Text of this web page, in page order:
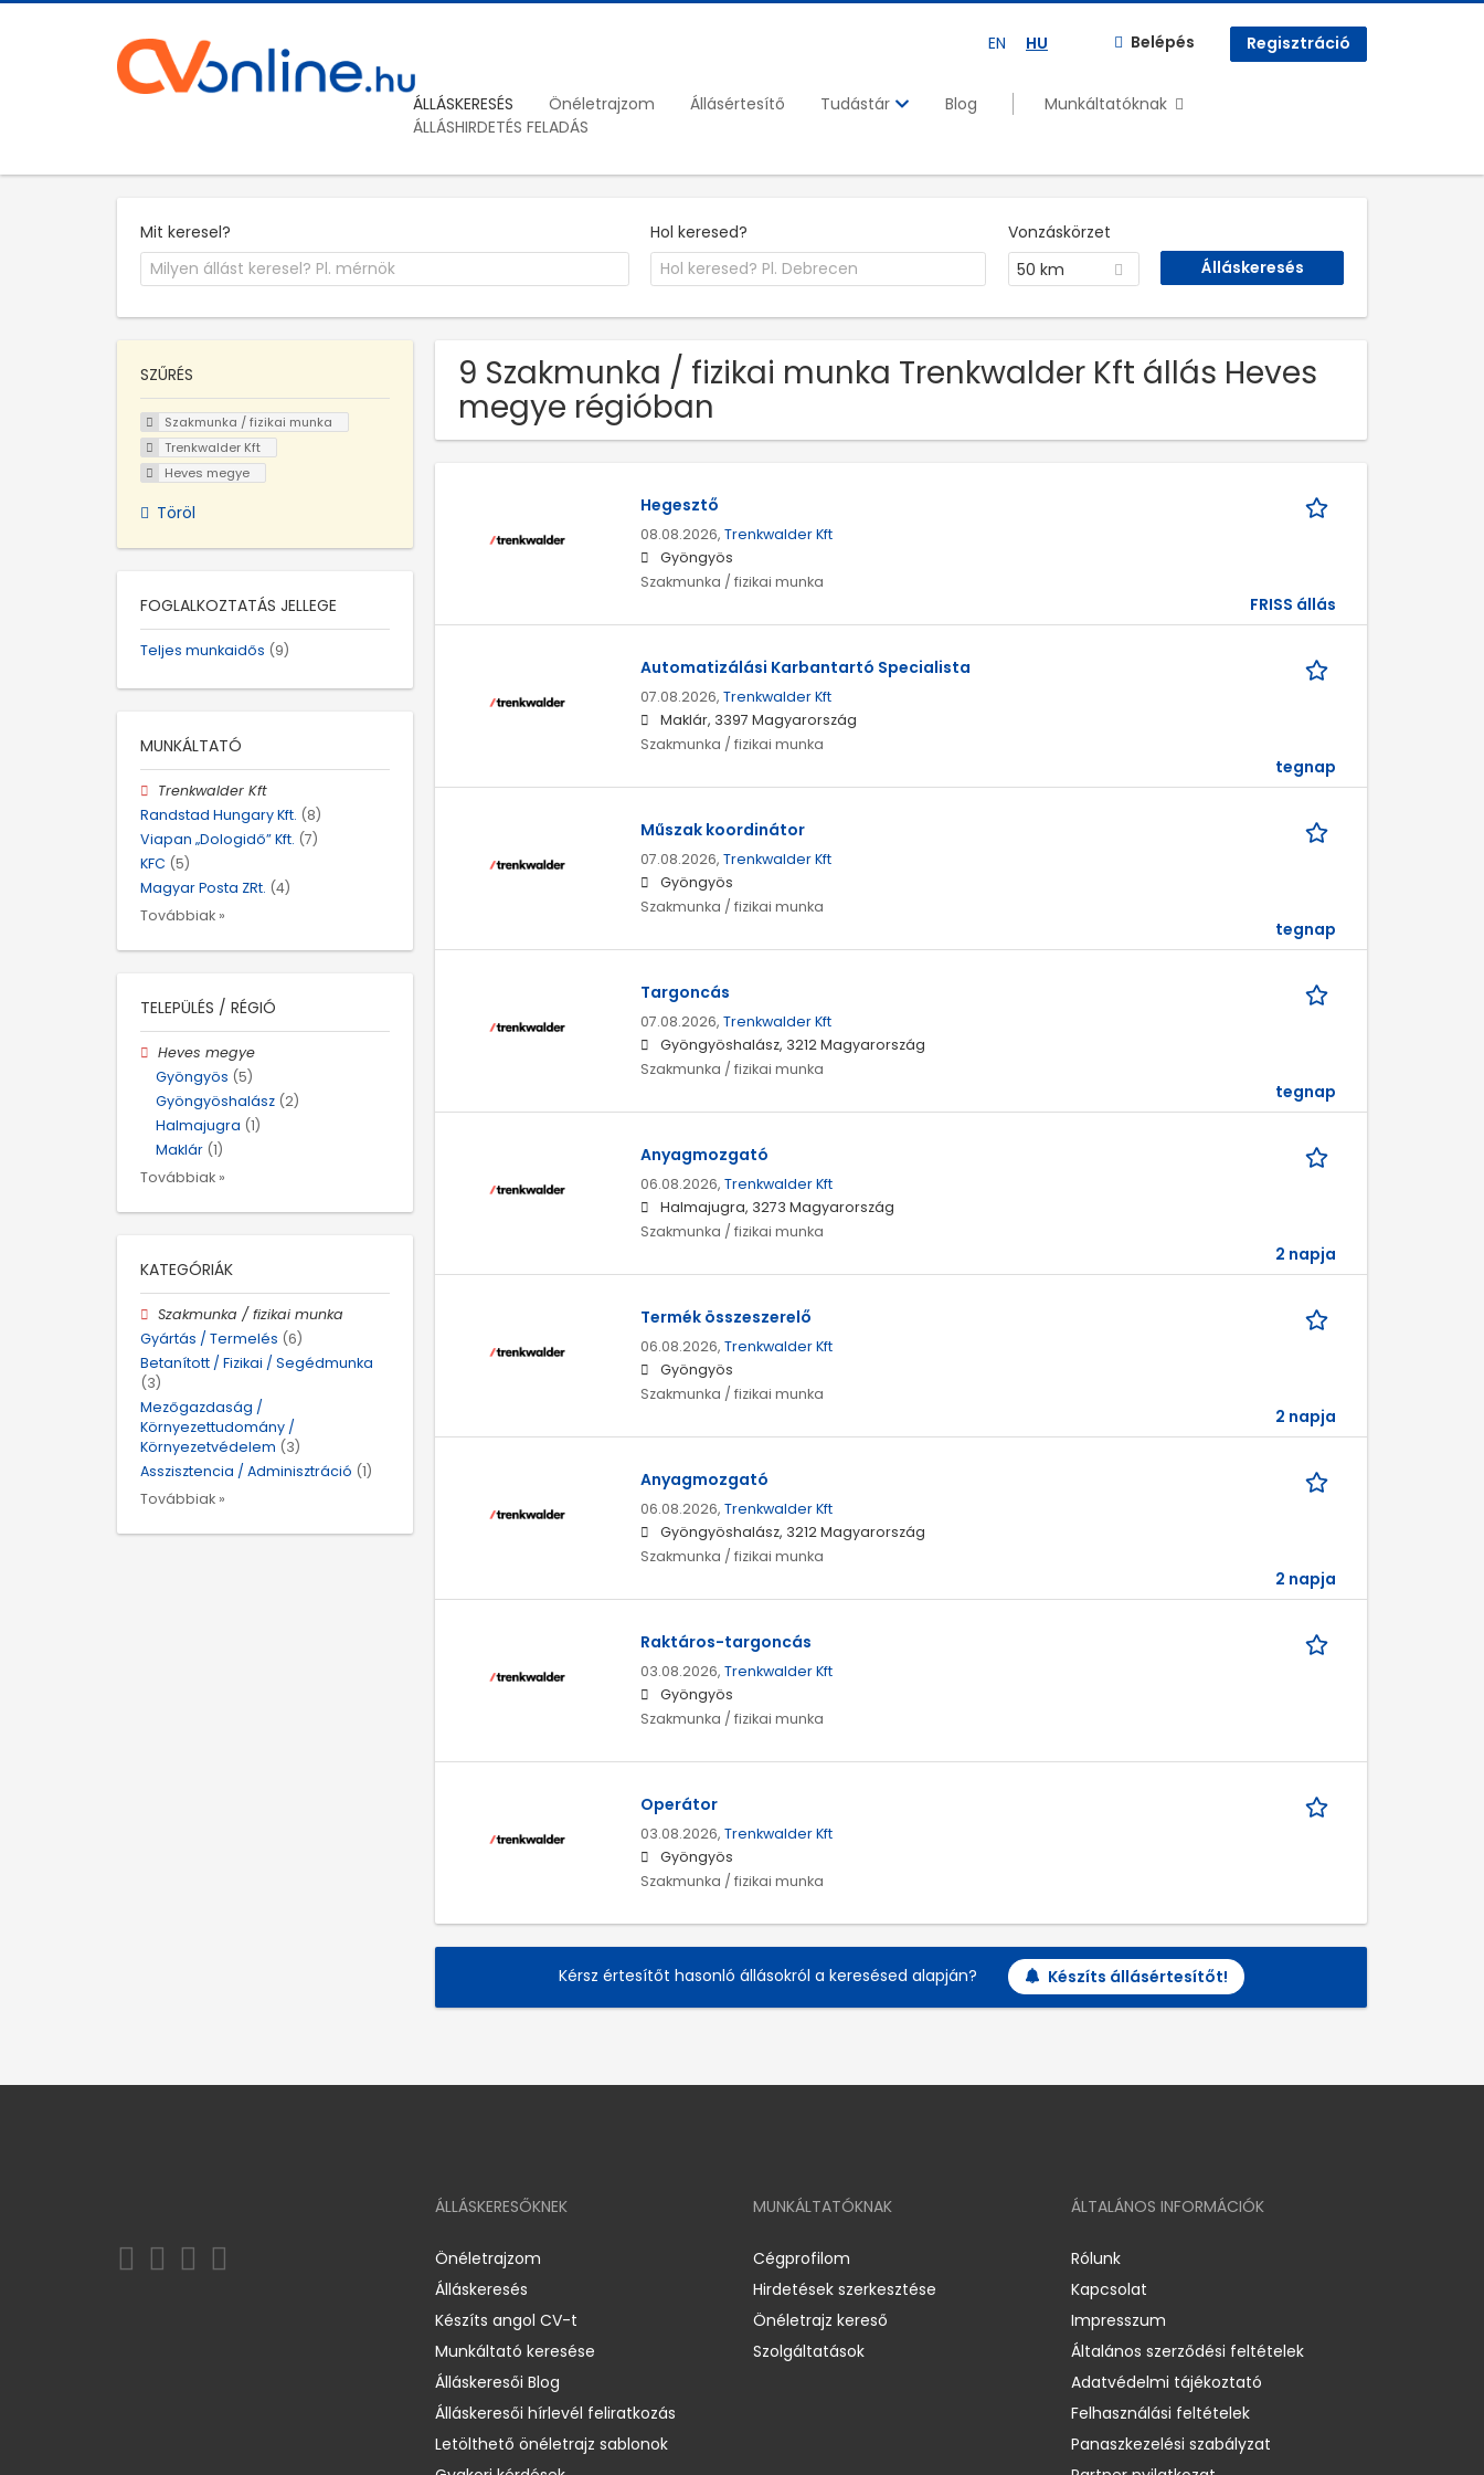
EN HU Belépés Regisztráció
ÁLLÁSKERESÉS Önéletrajzom Állásértesítő Tudástár Blog
Munkáltatóknak
ÁLLÁSHIRDETÉS FELADÁS
Mit keresel? Hol keresed?
Vonzáskörzet
50 km
9 Szakmunka / fizikai munka Trenkwalder Kft állás Heves
megye régióban
Hegesztő
08.08.2026, Trenkwalder Kft
Gyöngyös
Szakmunka / fizikai munka
FRISS állás
Automatizálási Karbantartó Specialista
07.08.2026, Trenkwalder Kft
Maklár, 3397 Magyarország
Szakmunka / fizikai munka
tegnap
Műszak koordinátor
07.08.2026, Trenkwalder Kft
Gyöngyös
Szakmunka / fizikai munka
tegnap
Targoncás
07.08.2026, Trenkwalder Kft
Gyöngyöshalász, 3212 Magyarország
Szakmunka / fizikai munka
tegnap
Anyagmozgató
06.08.2026, Trenkwalder Kft
Halmajugra, 3273 Magyarország
Szakmunka / fizikai munka
2 napja
Termék összeszerelő
06.08.2026, Trenkwalder Kft
Gyöngyös
Szakmunka / fizikai munka
2 napja
Anyagmozgató
06.08.2026, Trenkwalder Kft
Gyöngyöshalász, 3212 Magyarország
Szakmunka / fizikai munka
2 napja
Raktáros-targoncás
03.08.2026, Trenkwalder Kft
Gyöngyös
Szakmunka / fizikai munka
Operátor
03.08.2026, Trenkwalder Kft
Gyöngyös
Szakmunka / fizikai munka
Kérsz értesítőt hasonló állásokról a keresésed alapján? Készíts állásértesítőt!
SZŰRÉS
Szakmunka / fizikai munka
Trenkwalder Kft
Heves megye
Töröl
FOGLALKOZTATÁS JELLEGE
Teljes munkaidős (9)
MUNKÁLTATÓ
Trenkwalder Kft
Randstad Hungary Kft. (8)
Viapan „Dologidő” Kft. (7)
KFC (5)
Magyar Posta ZRt. (4)
Továbbiak »
TELEPÜLÉS / RÉGIÓ
Heves megye
Gyöngyös (5)
Gyöngyöshalász (2)
Halmajugra (1)
Maklár (1)
Továbbiak »
KATEGÓRIÁK
Szakmunka / fizikai munka
Gyártás / Termelés (6)
Betanított / Fizikai / Segédmunka
(3)
Mezőgazdaság /
Környezettudomány /
Környezetvédelem (3)
Asszisztencia / Adminisztráció (1)
Továbbiak »
ÁLLÁSKERESŐKNEK
Önéletrajzom
Álláskeresés
Készíts angol CV-t
Munkáltató keresése
Álláskeresői Blog
Álláskeresői hírlevél feliratkozás
Letölthető önéletrajz sablonok
MUNKÁLTATÓKNAK
Cégprofilom
Hirdetések szerkesztése
Önéletrajz kereső
Szolgáltatások
ÁLTALÁNOS INFORMÁCIÓK
Rólunk
Kapcsolat
Impresszum
Általános szerződési feltételek
Adatvédelmi tájékoztató
Felhasználási feltételek
Panaszkezelési szabályzat